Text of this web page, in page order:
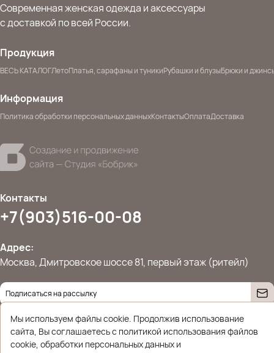
Современная женская одежда и аксессуары
с доставкой по всей России.
Продукция
ВЕСЬ КАТАЛОГЛетоПлатья, сарафаны и туникиРубашки и блузыБрюки и
Информация
Политика обработки персональных данныхКонтактыОплатаДоставка
Контакты
+7(903)516-00-08
Адрес:
Москва, Дмитровское шоссе 81, первый этаж (ритейл)
© 2026 Ettoplus.ru — Все права защищены.
Политика конфиденциальности
Мы используем файлы cookie. Продолжив использование
сайта, Вы соглашаетесь с политикой использования файлов
cookie, обработки персональных данных и